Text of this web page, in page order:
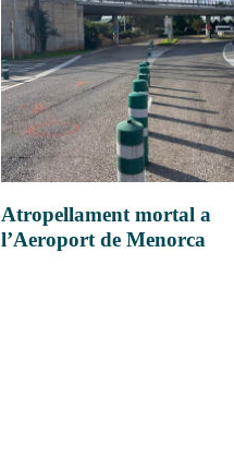
Atropellament mortal a
l’Aeroport de Menorca